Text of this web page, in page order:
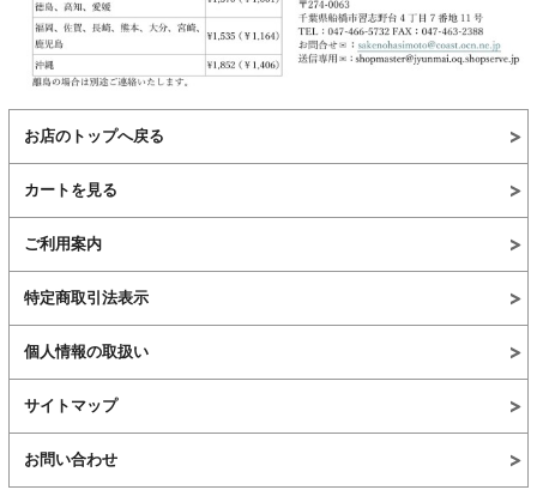
お店のトップへ戻る
カートを見る
ご利用案内
特定商取引法表示
個人情報の取扱い
サイトマップ
お問い合わせ